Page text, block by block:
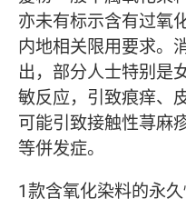
亦未有标示含有过氧
内地相关限用要求。
出，部分人士特别是
敏反应，引致痕痒、
可能引致接触性荨麻
等併发症。
1款含氧化染料的永